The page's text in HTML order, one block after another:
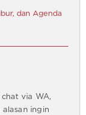
dan Agenda
chat via WA,
alasan ingin